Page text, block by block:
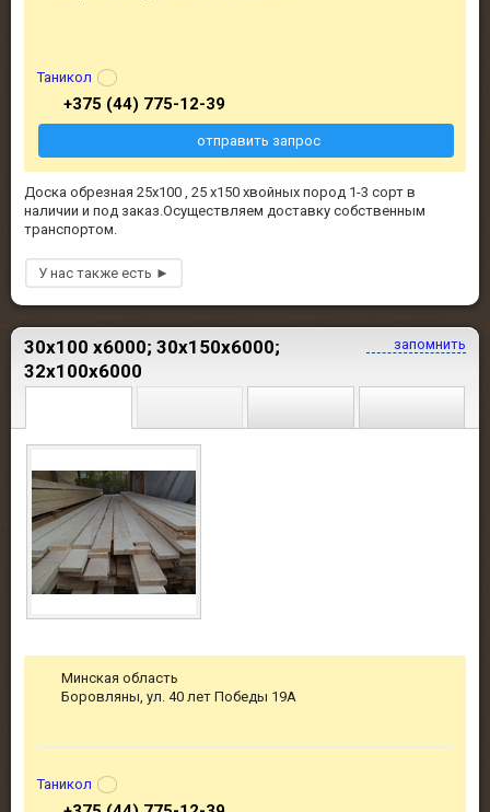
Доска обрезная 25х100 , 25 х150 хвойных пород 1-3 сорт в
наличии и под заказ.Осуществляем доставку собственным
транспортом.
Таникол
+375 (44) 775-12-39
отправить запрос
запомнить
30х100 х6000; 30х150х6000;
32х100х6000
Минская область
Боровляны, ул. 40 лет Победы 19А
Таникол